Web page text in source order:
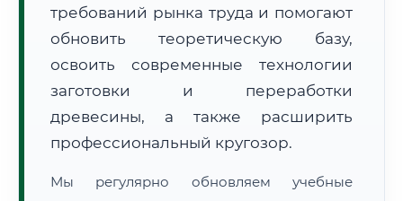
Расчет логистики оригиналов:
• Маршрут транзита:
~2 633 км
• Экспресс-доставка СДЭК / Почтой: 4–6 рабочих дней
🔍 Нажмите на документ для увеличения и просмотра
требований рынка труда и помогают
обновить теоретическую базу,
освоить современные технологии
заготовки и переработки
древесины, а также расширить
профессиональный кругозор.
Мы регулярно обновляем учебные